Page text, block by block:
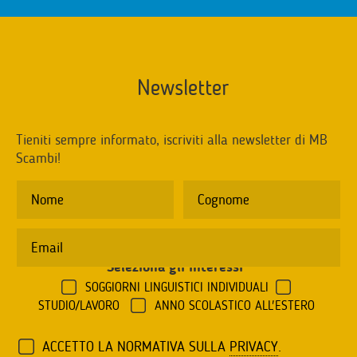
Newsletter
Tieniti sempre informato, iscriviti alla newsletter di MB
Scambi!
Seleziona gli interessi
SOGGIORNI LINGUISTICI INDIVIDUALI
STUDIO/LAVORO
ANNO SCOLASTICO ALL'ESTERO
ACCETTO LA NORMATIVA SULLA PRIVACY.